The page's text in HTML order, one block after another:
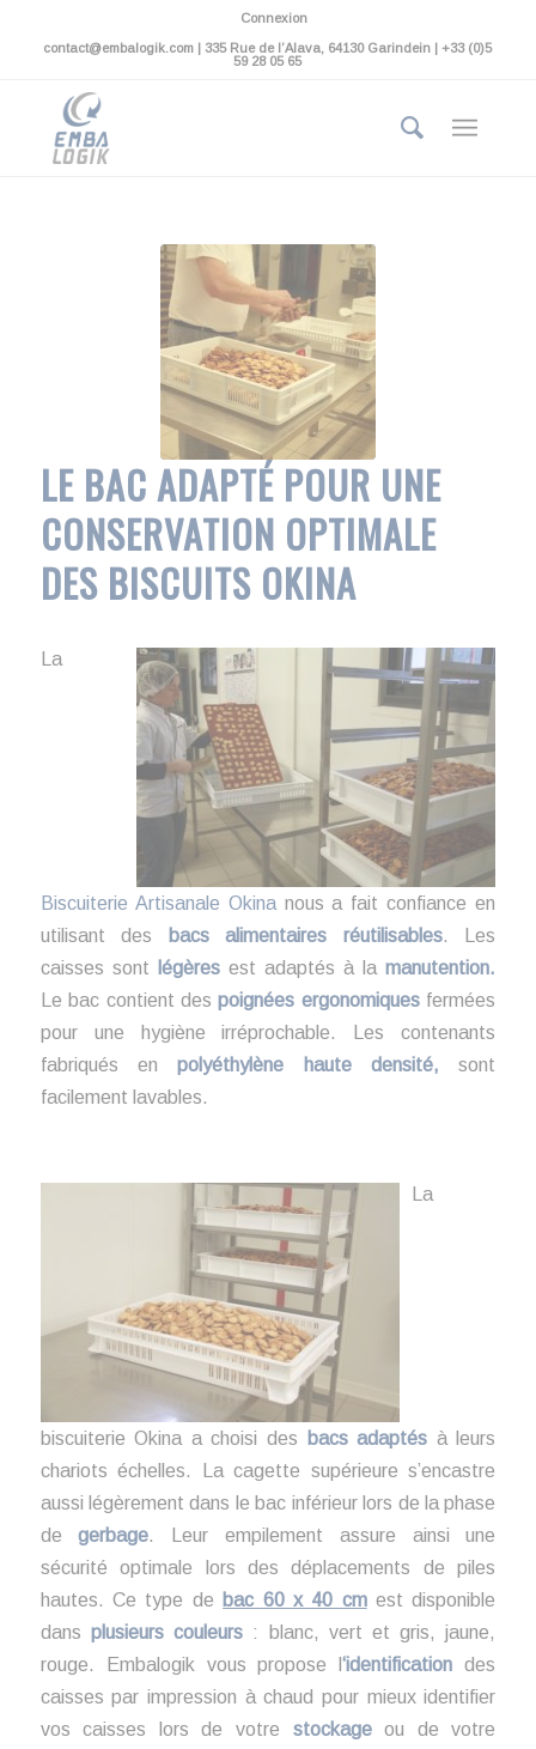
Connexion
contact@embalogik.com | 335 Rue de l’Alava, 64130 Garindein | +33 (0)5
59 28 05 65
LE BAC ADAPTÉ POUR UNE
CONSERVATION OPTIMALE
DES BISCUITS OKINA
La
Biscuiterie Artisanale Okinanous a fait confiance en
utilisant des bacs alimentaires réutilisables. Les
caisses sont légèresest adaptés à lamanutention.
Le bac contient despoignées ergonomiquesfermées
pour une hygiène irréprochable. Les contenants
fabriqués enpolyéthylène haute densité,sont
facilement lavables.
La
biscuiterie Okina a choisi des bacs adaptés à leurs
chariots échelles. La cagette supérieure s’encastre
aussi légèrement dans le bac inférieur lors de la phase
degerbage. Leur empilement assure ainsi une
sécurité optimale lors des déplacements de piles
hautes. Ce type de bac 60 x 40 cmest disponible
dans plusieurs couleurs : blanc, vert et gris, jaune,
rouge. Embalogik vous propose l‘identification des
caisses par impression à chaud pour mieux identifier
vos caisses lors de votre stockageou de votre